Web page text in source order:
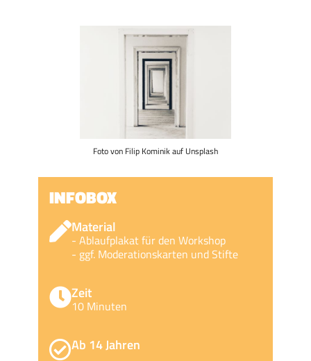
Foto von Filip Kominik auf Unsplash
INFOBOX
Material
- Ablaufplakat für den Workshop
- ggf. Moderationskarten und Stifte
Zeit
10 Minuten
Ab 14 Jahren